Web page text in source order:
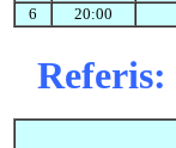
6 20:00
Referis: